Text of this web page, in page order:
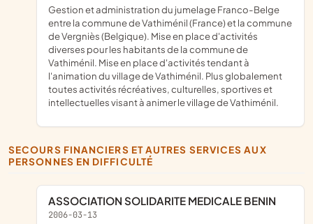
Gestion et administration du jumelage Franco-Belge
entre la commune de Vathiménil (France) et la commune
de Vergniès (Belgique). Mise en place d'activités
diverses pour les habitants de la commune de
Vathiménil. Mise en place d'activités tendant à
l'animation du village de Vathiménil. Plus globalement
toutes activités récréatives, culturelles, sportives et
intellectuelles visant à animer le village de Vathiménil.
SECOURS FINANCIERS ET AUTRES SERVICES AUX
PERSONNES EN DIFFICULTÉ
ASSOCIATION SOLIDARITE MEDICALE BENIN
2006-03-13